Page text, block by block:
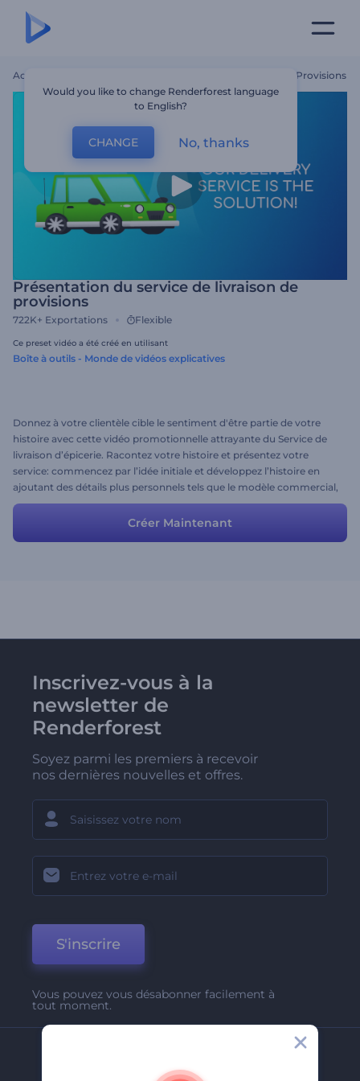
Accueil Présentation Du Service De Livraison De Provisions
Présentation du service de livraison de
provisions
722K+ Exportations Flexible
Ce preset vidéo a été créé en utilisant
Boîte à outils - Monde de vidéos explicatives
Donnez à votre clientèle cible le sentiment d'être partie de votre
histoire avec cette vidéo promotionnelle attrayante du Service de
livraison d’épicerie. Racontez votre histoire et présentez votre
service: commencez par l’idée initiale et développez l’histoire en
ajoutant des détails plus personnels tels que le modèle commercial,
la chaîne logistique, etc. Que vous utilisiez l’histoire telle quelle ou
que vous la personnalisiez davantage, vous ne pouvez rien faire de
mal à cette histoire déjà amusante.
Créer Maintenant
Inscrivez-vous à la
newsletter de
Renderforest
Soyez parmi les premiers à recevoir
nos dernières nouvelles et offres.
S'inscrire
Vous pouvez vous désabonner facilement à
tout moment.
Would you like to change Renderforest language
to English?
CHANGE No, thanks